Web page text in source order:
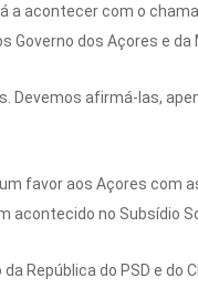
acontecer com o
Governo dos Açores e da
afirmá-las,
favor aos Açores com
no Subsídio
República do PSD e do